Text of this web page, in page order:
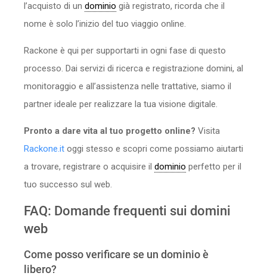
l’acquisto di un dominio già registrato, ricorda che il
nome è solo l’inizio del tuo viaggio online.
Rackone è qui per supportarti in ogni fase di questo
processo. Dai servizi di ricerca e registrazione domini, al
monitoraggio e all’assistenza nelle trattative, siamo il
partner ideale per realizzare la tua visione digitale.
Pronto a dare vita al tuo progetto online? Visita
Rackone.it oggi stesso e scopri come possiamo aiutarti
a trovare, registrare o acquisire il dominio perfetto per il
tuo successo sul web.
FAQ: Domande frequenti sui domini
web
Come posso verificare se un dominio è
libero?